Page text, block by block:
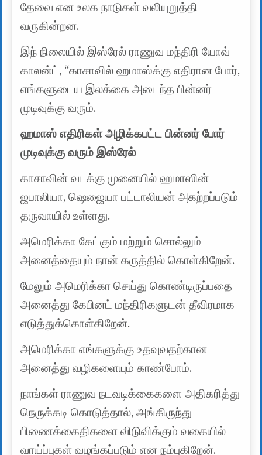
தேவை என உலக நாடுகள் வலியுறுத்தி
வருகின்றன.
இந் நிலையில் இஸ்ரேல் ராணுவ மந்திரி யோவ்
காலன்ட், “காசாவில் ஹமாஸ்க்கு எதிரான போர்,
எங்களுடைய இலக்கை அடைந்த பின்னர்
முடிவுக்கு வரும்.
ஹமாஸ் எதிரிகள் அழிக்கபட்ட பின்னர் போர்
முடிவுக்கு வரும் இஸ்ரேல்
காசாவின் வடக்கு முனையில் ஹமாஸின்
ஜபாலியா, ஷெஜையா பட்டாலியன் அகற்றப்படும்
தருவாயில் உள்ளது.
அமெரிக்கா கேட்கும் மற்றும் சொல்லும்
அனைத்தையும் நான் கருத்தில் கொள்கிறேன்.
மேலும் அமெரிக்கா செய்து கொண்டிருப்பதை
அனைத்து கேபினட் மந்திரிகளுடன் தீவிரமாக
எடுத்துக்கொள்கிறேன்.
அமெரிக்கா எங்களுக்கு உதவுவதற்கான
அனைத்து வழிகளையும் காண்போம்.
நாங்கள் ராணுவ நடவடிக்கைகளை அதிகரித்து
நெருக்கடி கொடுத்தால், அங்கிருந்து
பிணைக்கைதிகளை விடுவிக்கும் வகையில்
வாய்ப்புகள் வழங்கப்படும் என நம்புகிறேன்.